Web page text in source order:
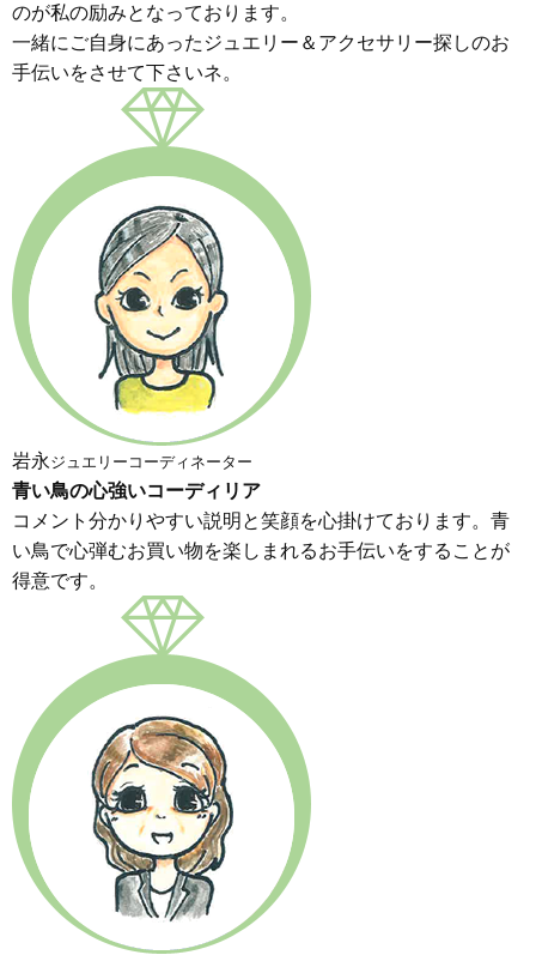
のが私の励みとなっております。
一緒にご自身にあったジュエリー＆アクセサリー探しのお
手伝いをさせて下さいネ。
岩永ジュエリーコーディネーター
青い鳥の心強いコーディリア
コメント分かりやすい説明と笑顔を心掛けております。青
い鳥で心弾むお買い物を楽しまれるお手伝いをすることが
得意です。